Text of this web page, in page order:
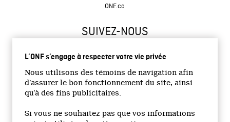
L’ONF s’engage à respecter votre vie privée
Nous utilisons des témoins de navigation afin
d’assurer le bon fonctionnement du site, ainsi
qu’à des fins publicitaires.
Si vous ne souhaitez pas que vos informations
ONF.ca
SUIVEZ-NOUS